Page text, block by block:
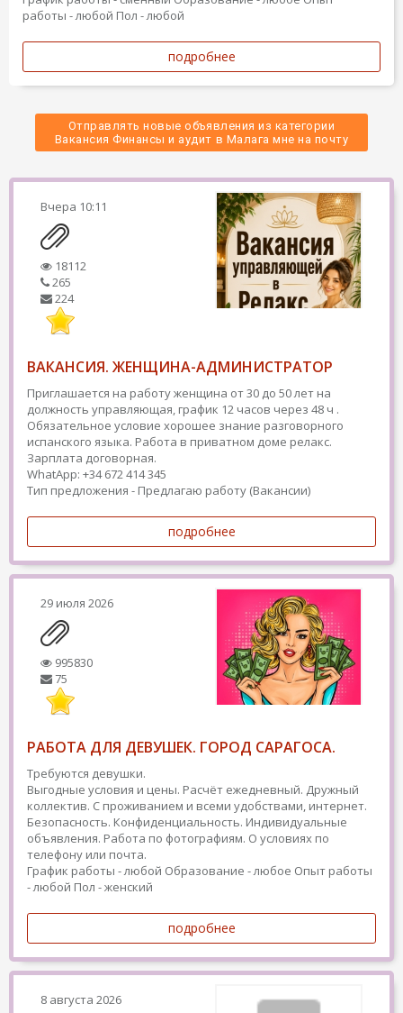
работы - любой Пол - любой
подробнее
Отправлять новые объявления из категории
Вакансия Финансы и аудит в Малага мне на почту
Вчера 10:11
18112
265
224
ВАКАНСИЯ. ЖЕНЩИНА-АДМИНИСТРАТОР
Приглашается на работу женщина от 30 до 50 лет на
должность управляющая, график 12 часов через 48 ч .
Обязательное условие хорошее знание разговорного
испанского языка. Работа в приватном доме релакс.
Зарплата договорная.
WhatApp: +34 672 414 345
Тип предложения - Предлагаю работу (Вакансии)
подробнее
29 июля 2026
995830
75
РАБОТА ДЛЯ ДЕВУШЕК. ГОРОД САРАГОСА.
Требуются девушки.
Выгодные условия и цены. Расчёт ежедневный. Дружный
коллектив. С проживанием и всеми удобствами, интернет.
Безопасность. Конфиденциальность. Индивидуальные
объявления. Работа по фотографиям. О условиях по
телефону или почта.
График работы - любой Образование - любое Опыт работы
- любой Пол - женский
подробнее
8 августа 2026